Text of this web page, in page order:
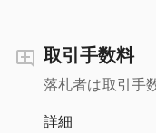
取引手数料
落札者は取引手
詳細